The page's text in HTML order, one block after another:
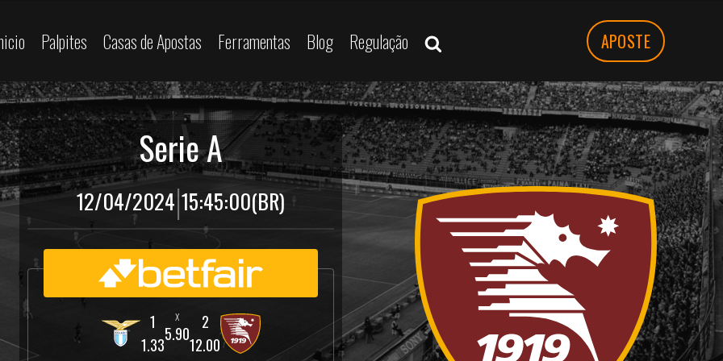
APOSTE
Palpites Casas de Apostas Ferramentas Blog Regulação
Serie A
12/04/2024|15:45:00(BR)
1.33
5.90
12.00